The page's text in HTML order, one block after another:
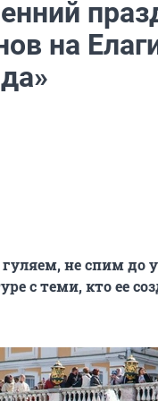
на
не спим до
с теми, кто ее